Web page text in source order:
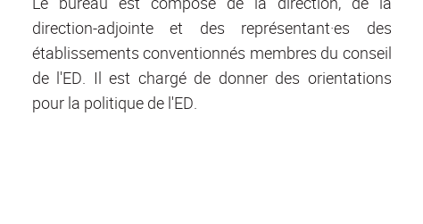
direction-adjointe et des représentant·es des
établissements conventionnés membres du conseil
de l'ED. Il est chargé de donner des orientations
pour la politique de l'ED.